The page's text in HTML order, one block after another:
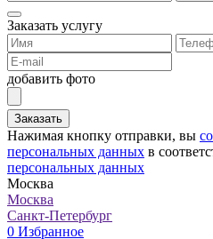
Заказать услугу
добавить фото
Заказать
Нажимая кнопку отправки, вы
персональных данных в
персональных данных
Москва
Москва
Санкт-Петербург
0 Избранное